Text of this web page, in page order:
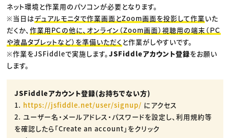
ネット環境と作業用のパソコンが必要となります。
※当日はデュアルモニタで作業画面とZoom画面を投影して作業いた
だくか、作業用PＣの他に、オンライン（Zoom画面）視聴用の端末（ＰＣ
や液晶タブレットなど）を準備いただく と作業がしやすいです。
※作業をJSFiddleで実施します。JSFiddleアカウント登録をお願い
します。
JSFiddleアカウント登録(お持ちでない方)
1. https://jsfiddle.net/user/signup/ にアクセス
2. ユーザー名・メールアドレス・パスワードを設定し、利用規約等
を確認したら「Create an account」をクリック